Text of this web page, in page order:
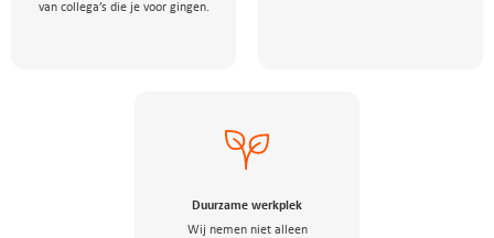
van collega’s die je voor gingen.
Duurzame werkplek
Wij nemen niet alleen